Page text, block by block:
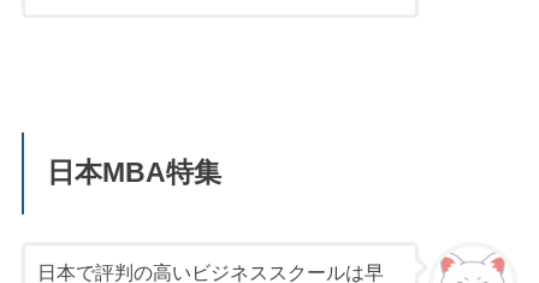
日本MBA特集
日本で評判の高いビジネススクールは早